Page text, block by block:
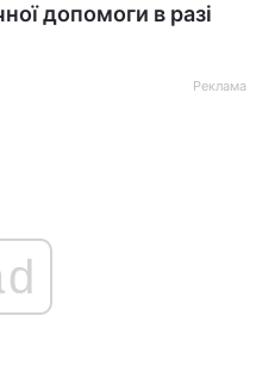
допомоги в разі
Реклама